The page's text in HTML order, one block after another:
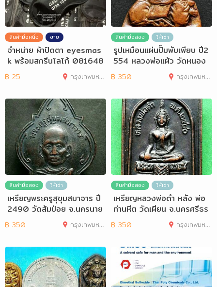
สินค้ามือหนึ่ง ขาย
จำหน่าย ผ้าปิดตา eyesmas
k พร้อมสกรีนโลโก้ 081648
4576
฿ 25 กรุงเทพมหานคร
สินค้ามือสอง ให้เช่า
รูปเหมือนแผ่นปั๊มพับเพียบ ปี2
554 หลวงพ่อแผ้ว วัดหนอง
นงนก
฿ 350 กรุงเทพมหานคร
สินค้ามือสอง ให้เช่า
เหรียญพระครูสุขุมสมาจาร ปี
2490 วัดส้มป่อย จ.นครนาย
ก
฿ 350 กรุงเทพมหานคร
สินค้ามือสอง ให้เช่า
เหรียญหลวงพ่อดำ หลัง พ่อ
ท่านหีต วัดเผียน จ.นครศรีธร
รมราช
฿ 350 กรุงเทพมหานคร